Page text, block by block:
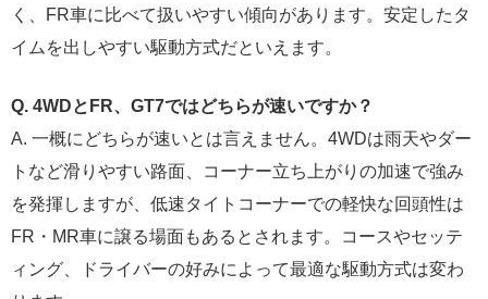
く、FR車に比べて扱いやすい傾向があります。安定したタ
イムを出しやすい駆動方式だといえます。
Q. 4WDとFR、GT7ではどちらが速いですか？
A. 一概にどちらが速いとは言えません。4WDは雨天やダー
トなど滑りやすい路面、コーナー立ち上がりの加速で強み
を発揮しますが、低速タイトコーナーでの軽快な回頭性は
FR・MR車に譲る場面もあるとされます。コースやセッテ
ィング、ドライバーの好みによって最適な駆動方式は変わ